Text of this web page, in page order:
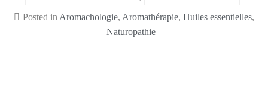
Posted in Aromachologie, Aromathérapie, Huiles essentielles,
Naturopathie